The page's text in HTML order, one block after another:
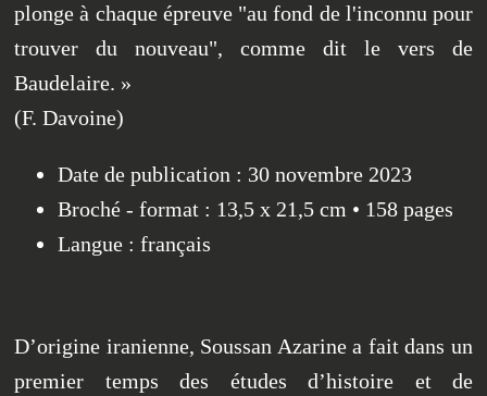
plonge à chaque épreuve "au fond de l'inconnu pour
trouver du nouveau", comme dit le vers de
Baudelaire. »
(F. Davoine)
Date de publication : 30 novembre 2023
Broché - format : 13,5 x 21,5 cm • 158 pages
Langue : français
D’origine iranienne, Soussan Azarine a fait dans un
premier temps des études d’histoire et de